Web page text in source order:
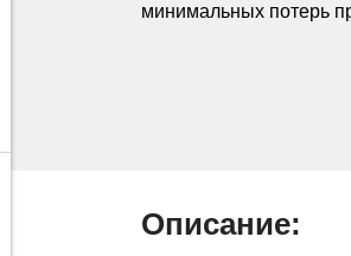
минимальных потерь
Описание: